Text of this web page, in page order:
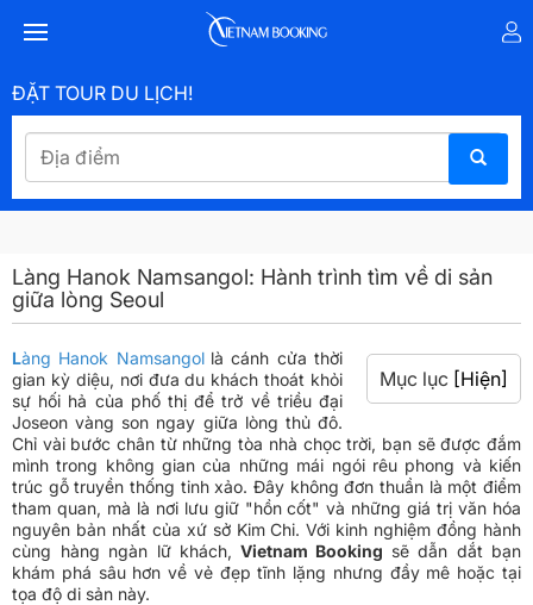
ĐẶT TOUR DU LỊCH!
Làng Hanok Namsangol: Hành trình tìm về di sản
giữa lòng Seoul
Mục lục [Hiện]
Làng Hanok Namsangol là cánh cửa thời
gian kỳ diệu, nơi đưa du khách thoát khỏi
sự hối hả của phố thị để trở về triều đại
Joseon vàng son ngay giữa lòng thủ đô.
Chỉ vài bước chân từ những tòa nhà chọc trời, bạn sẽ được đắm
mình trong không gian của những mái ngói rêu phong và kiến
trúc gỗ truyền thống tinh xảo. Đây không đơn thuần là một điểm
tham quan, mà là nơi lưu giữ "hồn cốt" và những giá trị văn hóa
nguyên bản nhất của xứ sở Kim Chi. Với kinh nghiệm đồng hành
cùng hàng ngàn lữ khách, Vietnam Booking sẽ dẫn dắt bạn
khám phá sâu hơn về vẻ đẹp tĩnh lặng nhưng đầy mê hoặc tại
tọa độ di sản này.